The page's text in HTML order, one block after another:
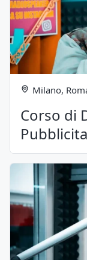
Milano,
Corso di